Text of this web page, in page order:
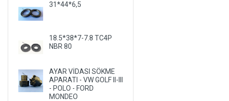
PEUGEOT
PLYMOUTH
PONTIAC
RENAULT
31*44*6,5
18.5*38*7-7.8 TC4P
NBR 80
AYAR VİDASI SÖKME
APARATI - VW GOLF II-III
- POLO - FORD
MONDEO